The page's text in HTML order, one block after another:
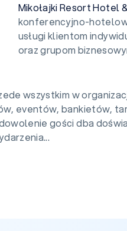
Mikołajki Resort Hotel
konferencyjno-
usługi klientom
oraz grupom
wszystkim w
eventów, bankietów,
gości dba